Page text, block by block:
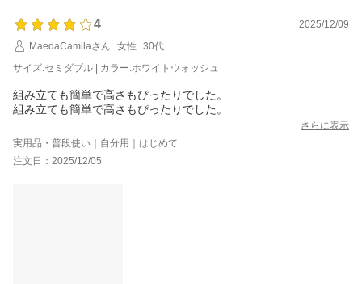
4
2025/12/09
MaedaCamilaさん
女性
30代
サイズ:セミダブル | カラー:ホワイトウォッシュ
組み立ても簡単で高さもぴったりでした。
組み立ても簡単で高さもぴったりでした。
さらに表示
実用品・普段使い｜自分用｜はじめて
注文日：2025/12/05